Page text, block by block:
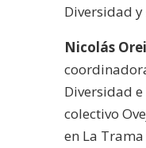
Diversidad y
Nicolás
Diversidad
colectivo
en La